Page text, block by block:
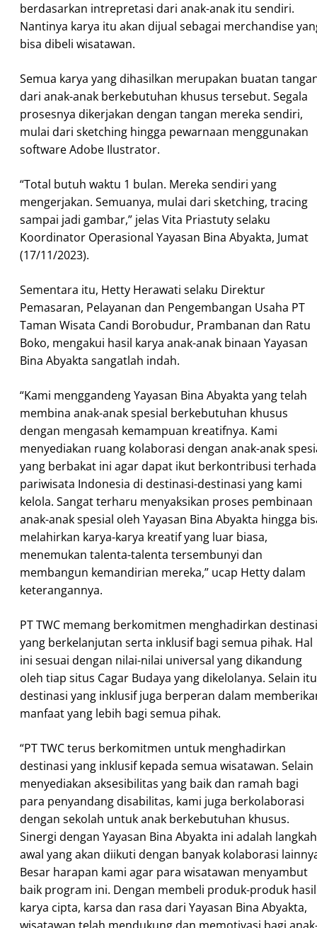
berdasarkan intrepretasi dari anak-anak itu sendiri.
Nantinya karya itu akan dijual sebagai merchandise
bisa dibeli wisatawan.
Semua karya yang dihasilkan merupakan buatan
dari anak-anak berkebutuhan khusus tersebut. Segala
prosesnya dikerjakan dengan tangan mereka sendiri,
mulai dari sketching hingga pewarnaan menggunakan
software Adobe Ilustrator.
“Total butuh waktu 1 bulan. Mereka sendiri yang
mengerjakan. Semuanya, mulai dari sketching, tracing
sampai jadi gambar,” jelas Vita Priastuty selaku
Koordinator Operasional Yayasan Bina Abyakta, Jumat
(17/11/2023).
Sementara itu, Hetty Herawati selaku Direktur
Pemasaran, Pelayanan dan Pengembangan Usaha PT
Taman Wisata Candi Borobudur, Prambanan dan Ratu
Boko, mengakui hasil karya anak-anak binaan Yayasan
Bina Abyakta sangatlah indah.
“Kami menggandeng Yayasan Bina Abyakta yang telah
membina anak-anak spesial berkebutuhan khusus
dengan mengasah kemampuan kreatifnya. Kami
menyediakan ruang kolaborasi dengan anak-anak
yang berbakat ini agar dapat ikut berkontribusi
pariwisata Indonesia di destinasi-destinasi yang kami
kelola. Sangat terharu menyaksikan proses pembinaan
anak-anak spesial oleh Yayasan Bina Abyakta hingga
melahirkan karya-karya kreatif yang luar biasa,
menemukan talenta-talenta tersembunyi dan
membangun kemandirian mereka,” ucap Hetty dalam
keterangannya.
PT TWC memang berkomitmen menghadirkan destinasi
yang berkelanjutan serta inklusif bagi semua pihak. Hal
ini sesuai dengan nilai-nilai universal yang dikandung
oleh tiap situs Cagar Budaya yang dikelolanya. Selain
destinasi yang inklusif juga berperan dalam
manfaat yang lebih bagi semua pihak.
“PT TWC terus berkomitmen untuk menghadirkan
destinasi yang inklusif kepada semua wisatawan. Selain
menyediakan aksesibilitas yang baik dan ramah bagi
para penyandang disabilitas, kami juga berkolaborasi
dengan sekolah untuk anak berkebutuhan khusus.
Sinergi dengan Yayasan Bina Abyakta ini adalah langkah
awal yang akan diikuti dengan banyak kolaborasi
Besar harapan kami agar para wisatawan menyambut
baik program ini. Dengan membeli produk-produk hasil
karya cipta, karsa dan rasa dari Yayasan Bina Abyakta,